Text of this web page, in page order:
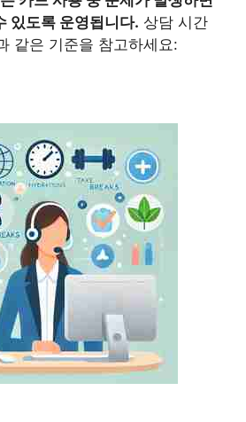
있도록 운영됩니다. 상담 시간
같은 기준을 참고하세요: